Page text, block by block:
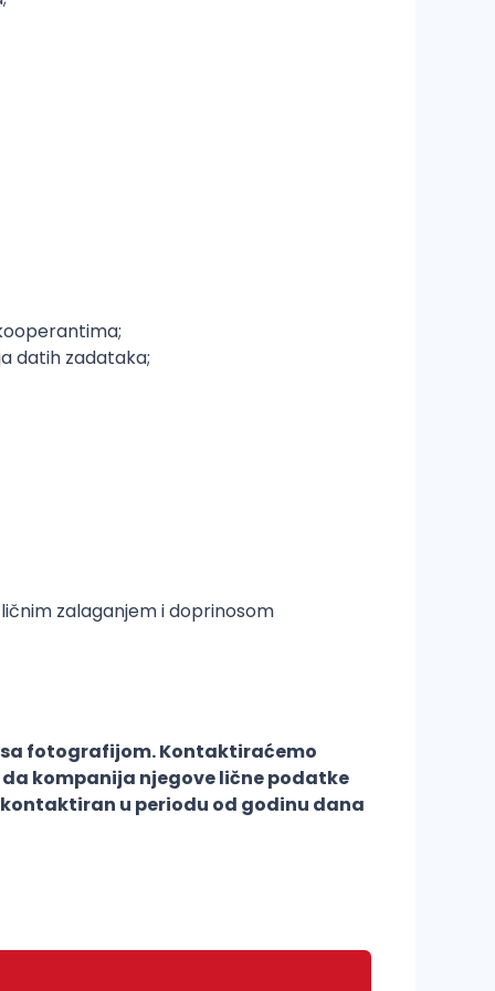
datih zadataka;
zalaganjem i doprinosom
sa fotografijom. Kontaktiraćemo
kompanija njegove lične podatke
u periodu od godinu dana